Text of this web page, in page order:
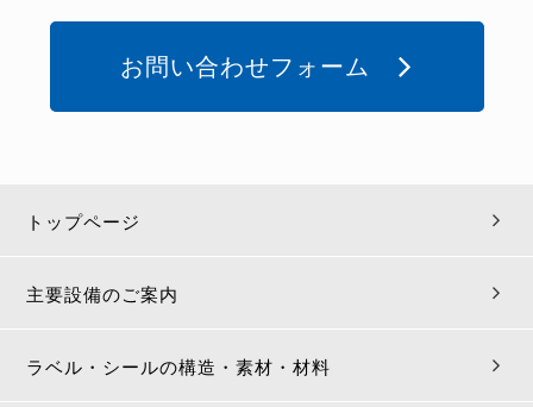
お問い合わせフォーム
トップページ
主要設備のご案内
ラベル・シールの構造・素材・材料